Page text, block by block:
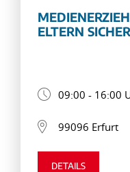
ELTERN
09:00 - 16:00
99096 Erfurt
DETAILS